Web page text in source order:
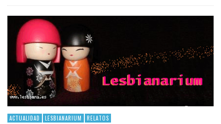
ACTUALIDAD LESBIANARIUM RELATOS